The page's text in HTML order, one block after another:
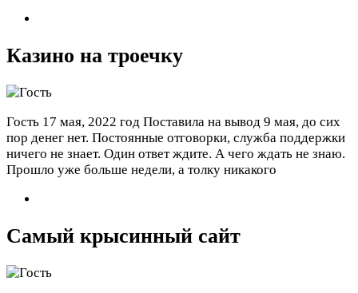
Казино на троечку
Гость 17 мая, 2022 год Поставила на вывод 9 мая, до сих
пор денег нет. Постоянные отговорки, служба поддержки
ничего не знает. Один ответ ждите. А чего ждать не знаю.
Прошло уже больше недели, а толку никакого
Самый крысинный сайт